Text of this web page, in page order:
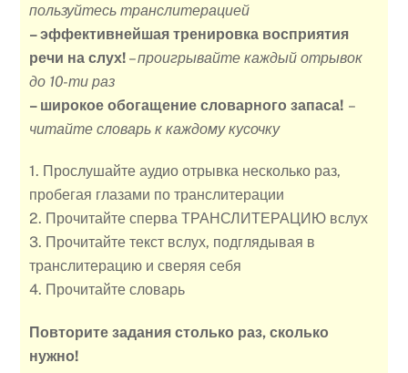
пользуйтесь транслитерацией
– эффективнейшая тренировка восприятия
речи на слух! –проигрывайте каждый отрывок
до 10-ти раз
– широкое обогащение словарного запаса! –
читайте словарь к каждому кусочку
1. Прослушайте аудио отрывка несколько раз,
пробегая глазами по транслитерации
2. Прочитайте сперва ТРАНСЛИТЕРАЦИЮ вслух
3. Прочитайте текст вслух, подглядывая в
транслитерацию и сверяя себя
4. Прочитайте словарь
Повторите задания столько раз, сколько
нужно!